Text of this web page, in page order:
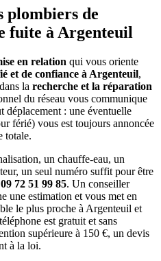
plombiers de
fuite à Argenteuil
en relation qui vous oriente
et de confiance à Argenteuil,
la recherche et la réparation
du réseau vous communique
: une éventuelle
férié) vous est toujours annoncée
totale.
un chauffe-eau, un
un seul numéro suffit pour être
09 72 51 99 85. Un conseiller
une estimation et vous met en
le plus proche à Argenteuil et
est gratuit et sans
supérieure à 150 €, un devis
à la loi.